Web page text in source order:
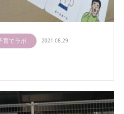
育てラボ 2021.08.29